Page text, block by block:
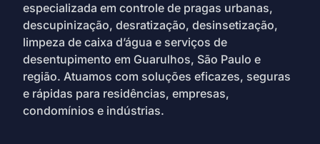
especializada em controle de pragas urbanas,
descupinização, desratização, desinsetização,
limpeza de caixa d’água e serviços de
desentupimento em Guarulhos, São Paulo e
região. Atuamos com soluções eficazes, seguras
e rápidas para residências, empresas,
condomínios e indústrias.